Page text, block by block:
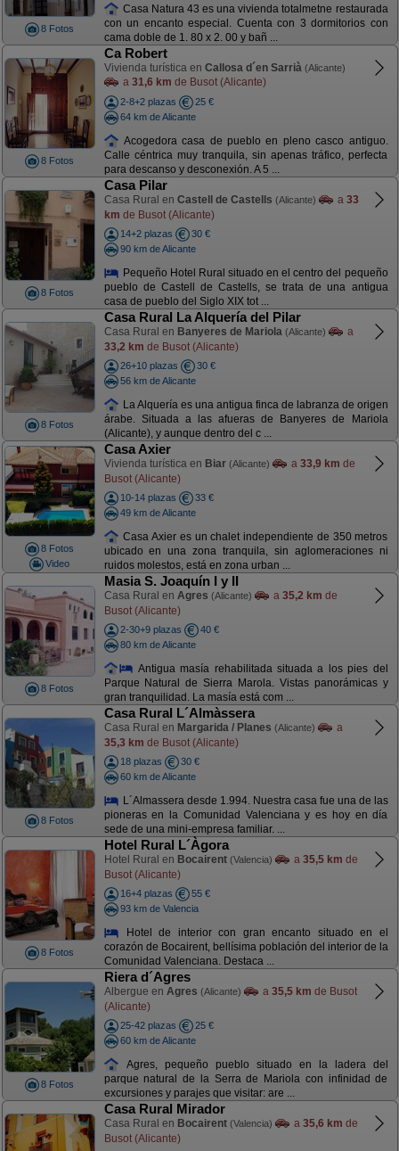
8 Fotos
Casa Natura 43 es una vivienda totalmetne restaurada
con un encanto especial. Cuenta con 3 dormitorios con
cama doble de 1. 80 x 2. 00 y bañ ...
8 Fotos
Ca Robert
Vivienda turística en Callosa d´en Sarrià (Alicante)
a 31,6 km de Busot (Alicante)
2-8+2 plazas
25 €
64 km de Alicante
Acogedora casa de pueblo en pleno casco antiguo.
Calle céntrica muy tranquila, sin apenas tráfico, perfecta
para descanso y desconexión. A 5 ...
8 Fotos
Casa Pilar
Casa Rural en Castell de Castells (Alicante) a 33
km de Busot (Alicante)
14+2 plazas
30 €
90 km de Alicante
Pequeño Hotel Rural situado en el centro del pequeño
pueblo de Castell de Castells, se trata de una antigua
casa de pueblo del Siglo XIX tot ...
8 Fotos
Casa Rural La Alquería del Pilar
Casa Rural en Banyeres de Mariola (Alicante)
a
33,2 km de Busot (Alicante)
26+10 plazas
30 €
56 km de Alicante
La Alquería es una antigua finca de labranza de origen
árabe. Situada a las afueras de Banyeres de Mariola
(Alicante), y aunque dentro del c ...
8 Fotos
Video
Casa Axier
Vivienda turística en Biar (Alicante) a 33,9 km de
Busot (Alicante)
10-14 plazas
33 €
49 km de Alicante
Casa Axier es un chalet independiente de 350 metros
ubicado en una zona tranquila, sin aglomeraciones ni
ruidos molestos, está en zona urban ...
8 Fotos
Masia S. Joaquín I y II
Casa Rural en Agres (Alicante) a 35,2 km de
Busot (Alicante)
2-30+9 plazas
40 €
80 km de Alicante
Antigua masía rehabilitada situada a los pies del
Parque Natural de Sierra Marola. Vistas panorámicas y
gran tranquilidad. La masía está com ...
8 Fotos
Casa Rural L´Almàssera
Casa Rural en Margarida / Planes (Alicante)
a
35,3 km de Busot (Alicante)
18 plazas
30 €
60 km de Alicante
L´Almassera desde 1.994. Nuestra casa fue una de las
pioneras en la Comunidad Valenciana y es hoy en día
sede de una mini-empresa familiar. ...
8 Fotos
Hotel Rural L´Àgora
Hotel Rural en Bocairent (Valencia) a 35,5 km de
Busot (Alicante)
16+4 plazas
55 €
93 km de Valencia
Hotel de interior con gran encanto situado en el
corazón de Bocairent, bellísima población del interior de la
Comunidad Valenciana. Destaca ...
8 Fotos
Riera d´Agres
Albergue en Agres (Alicante) a 35,5 km de Busot
(Alicante)
25-42 plazas
25 €
60 km de Alicante
Agres, pequeño pueblo situado en la ladera del
parque natural de la Serra de Mariola con infinidad de
excursiones y parajes que visitar: are ...
Casa Rural Mirador
Casa Rural en Bocairent (Valencia) a 35,6 km de
Busot (Alicante)